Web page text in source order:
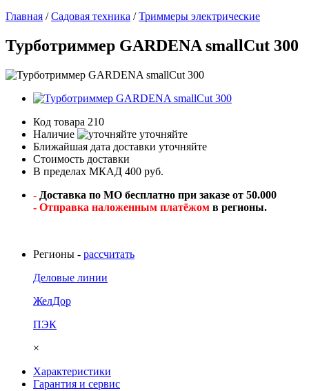
Главная /Садовая техника /Триммеры электрические
Турботриммер GARDENA smallCut 300
Код товара 210
Наличие
уточняйте
Ближайшая дата доставки уточняйте
Стоимость доставки
В пределах МКАД 400 руб.
- Доставка по МО бесплатно при заказе от 50.000
- Отправка наложенным платёжом в регионы.
Регионы - рассчитать
Деловые линии
ЖелДор
ПЭК
×
Характеристики
Гарантия и сервис